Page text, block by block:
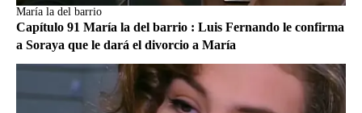
María la del barrio
Capítulo 91 María la del barrio : Luis Fernando le confirma
a Soraya que le dará el divorcio a María